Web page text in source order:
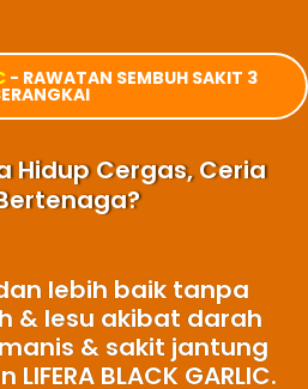
- RAWATAN SEMBUH SAKIT 3
Hidup Cergas, Ceria
lebih baik tanpa
& lesu akibat darah
& sakit jantung
BLACK GARLIC.